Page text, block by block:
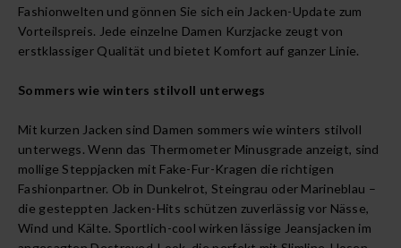
Fashionwelten und gönnen Sie sich ein Jacken-Update zum
Vorteilspreis. Jede einzelne Damen Kurzjacke zeugt von
erstklassiger Qualität und bietet Komfort auf ganzer Linie.
Sommers wie winters stilvoll unterwegs
Mit kurzen Jacken sind Damen sommers wie winters stilvoll
unterwegs. Wenn das Thermometer Minusgrade anzeigt, sind
mollige Steppjacken mit Fake-Fur-Kragen die richtigen
Fashionpartner. Ob in Dunkelrot, Steingrau oder Marineblau –
die gesteppten Jacken-Hits schützen zuverlässig vor Nässe,
Wind und Kälte. Sportlich-cool wirken lässige Jeansjacken im